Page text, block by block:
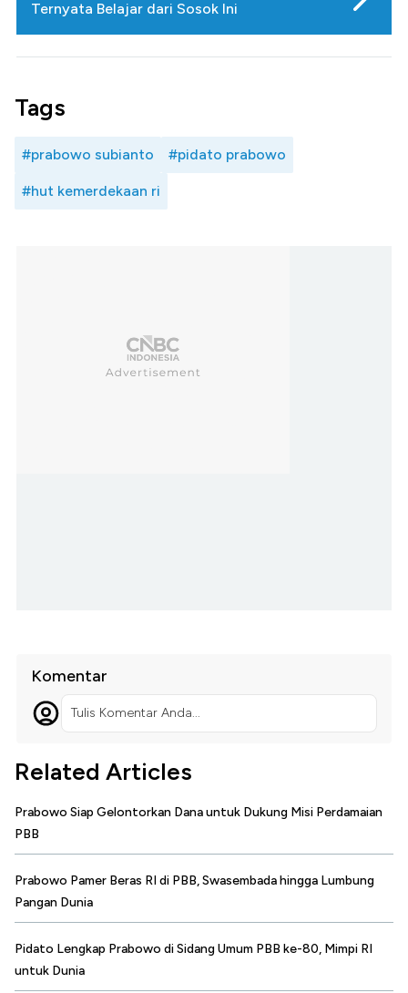
Ternyata Belajar dari Sosok Ini
Tags
#prabowo subianto #pidato prabowo
#hut kemerdekaan ri
Komentar
Tulis Komentar Anda...
Related Articles
Prabowo Siap Gelontorkan Dana untuk Dukung Misi Perdamaian
PBB
Prabowo Pamer Beras RI di PBB, Swasembada hingga Lumbung
Pangan Dunia
Pidato Lengkap Prabowo di Sidang Umum PBB ke-80, Mimpi RI
untuk Dunia